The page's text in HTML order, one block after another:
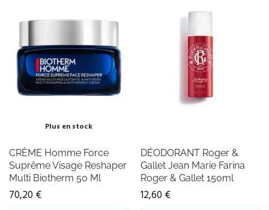
Plus en stock
CRÈME Homme Force
Suprême Visage Reshaper
Multi Biotherm 50 Ml
70,20 €
DÉODORANT Roger &
Gallet Jean Marie Farina
Roger & Gallet 150ml
12,60 €